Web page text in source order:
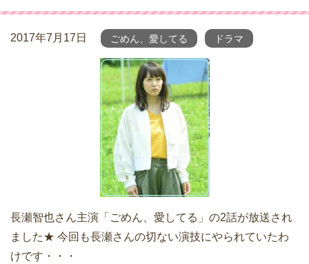
2017年7月17日 ごめん、愛してる ドラマ
長瀬智也さん主演「ごめん、愛してる」の2話が放送され
ました★ 今回も長瀬さんの切ない演技にやられていたわ
けです・・・